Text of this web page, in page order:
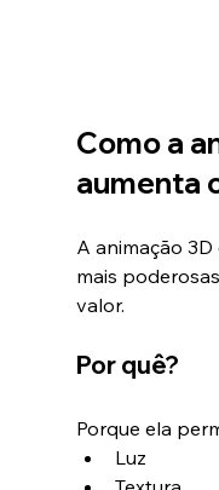
Como a
aumenta
A animação
mais
valor.
Por quê?
Porque ela
Luz